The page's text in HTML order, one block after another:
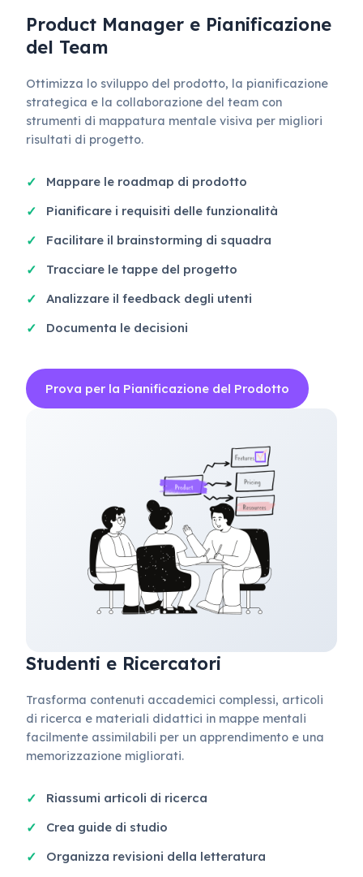
Product Manager e Pianificazione
del Team
Ottimizza lo sviluppo del prodotto, la pianificazione
strategica e la collaborazione del team con
strumenti di mappatura mentale visiva per migliori
risultati di progetto.
Mappare le roadmap di prodotto
Pianificare i requisiti delle funzionalità
Facilitare il brainstorming di squadra
Tracciare le tappe del progetto
Analizzare il feedback degli utenti
Documenta le decisioni
Prova per la Pianificazione del Prodotto
Studenti e Ricercatori
Trasforma contenuti accademici complessi, articoli
di ricerca e materiali didattici in mappe mentali
facilmente assimilabili per un apprendimento e una
memorizzazione migliorati.
Riassumi articoli di ricerca
Crea guide di studio
Organizza revisioni della letteratura